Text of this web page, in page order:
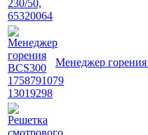
Менеджер